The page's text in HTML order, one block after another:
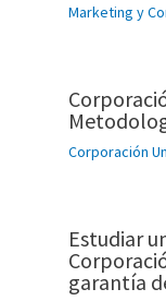
Marketing y
Corporación
Estudiar
garantía